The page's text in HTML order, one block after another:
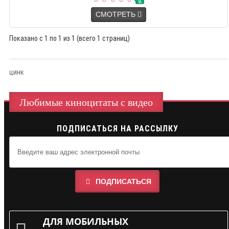
СМОТРЕТЬ
Показано с 1 по 1 из 1 (всего 1 страниц)
цинк
Любимые киноцитаты с видео
ПОДПИСАТЬСЯ НА РАССЫЛКУ
ПОДПИСАТЬСЯ
ДЛЯ МОБИЛЬНЫХ